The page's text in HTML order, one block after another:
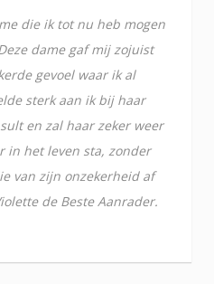
die ik tot nu heb mogen
dame gaf mij zojuist
gevoel waar ik al
sterk aan ik bij haar
en zal haar zeker weer
in het leven sta, zonder
van zijn onzekerheid af
de Beste Aanrader.